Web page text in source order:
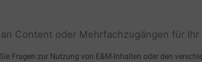
Content oder Mehrfachzugängen für Ihr
Fragen zur Nutzung von E&M-Inhalten oder den